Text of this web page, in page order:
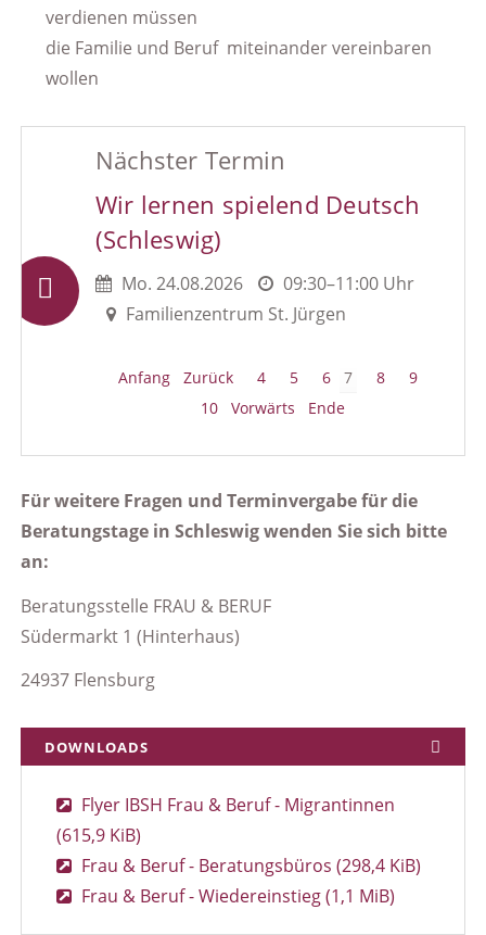
verdienen müssen
die Familie und Beruf miteinander vereinbaren
wollen
Nächster Termin
Wir lernen spielend Deutsch
(Schleswig)
Mo. 24.08.2026
09:30–11:00 Uhr
Familienzentrum St. Jürgen
Anfang Zurück 4 5 6 7 8
9
10
Vorwärts Ende
Für weitere Fragen und Terminvergabe für die
Beratungstage in Schleswig wenden Sie sich bitte
an:
Beratungsstelle FRAU & BERUF
Südermarkt 1 (Hinterhaus)
24937 Flensburg
DOWNLOADS
Flyer IBSH Frau & Beruf - Migrantinnen
(615,9 KiB)
Frau & Beruf - Beratungsbüros (298,4 KiB)
Frau & Beruf - Wiedereinstieg(1,1 MiB)